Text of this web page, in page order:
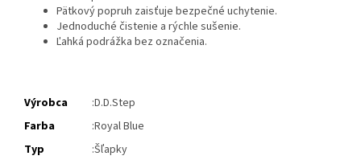
Pätkový popruh zaisťuje bezpečné uchytenie.
Jednoduché čistenie a rýchle sušenie.
Ľahká podrážka bez označenia.
Výrobca
:D.D.Step
Farba
:Royal Blue
Typ
:Šľapky